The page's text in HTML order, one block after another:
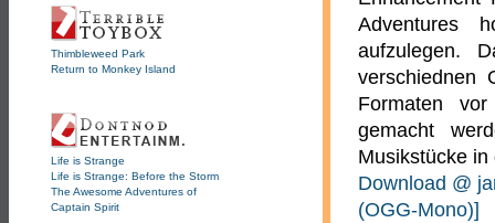
Thimbleweed Park
Return to Monkey Island
Life is Strange
Life is Strange: Before the Storm
The Awesome Adventures of
Captain Spirit
Adventures
aufzulegen.
verschiednen
Formaten
gemacht
Musikstücke
Download @
(OGG-Mono)]